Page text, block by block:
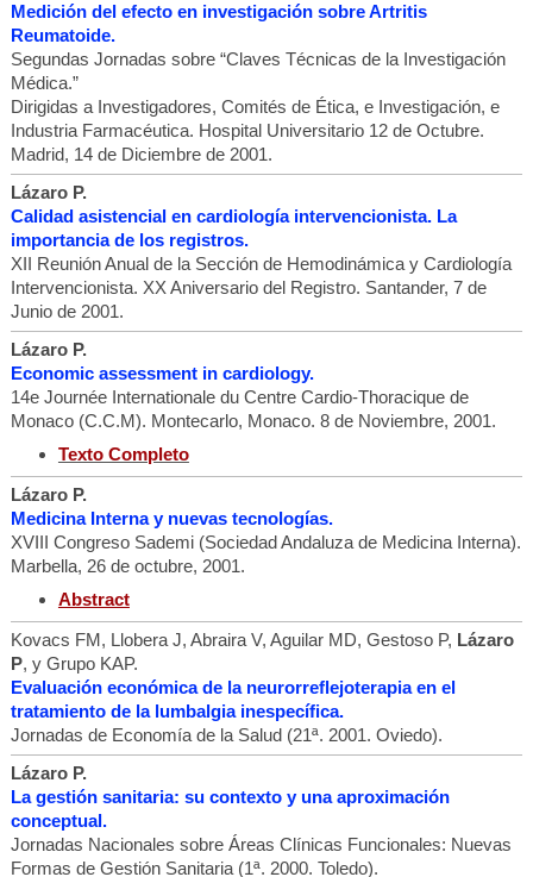
Medición del efecto en investigación sobre Artritis
Reumatoide.
Segundas Jornadas sobre “Claves Técnicas de la Investigación
Médica.”
Dirigidas a Investigadores, Comités de Ética, e Investigación, e
Industria Farmacéutica. Hospital Universitario 12 de Octubre.
Madrid, 14 de Diciembre de 2001.
Lázaro P.
Calidad asistencial en cardiología intervencionista. La
importancia de los registros.
XII Reunión Anual de la Sección de Hemodinámica y Cardiología
Intervencionista. XX Aniversario del Registro. Santander, 7 de
Junio de 2001.
Lázaro P.
Economic assessment in cardiology.
14e Journée Internationale du Centre Cardio-Thoracique de
Monaco (C.C.M). Montecarlo, Monaco. 8 de Noviembre, 2001.
Texto Completo
Lázaro P.
Medicina Interna y nuevas tecnologías.
XVIII Congreso Sademi (Sociedad Andaluza de Medicina Interna).
Marbella, 26 de octubre, 2001.
Abstract
Kovacs FM, Llobera J, Abraira V, Aguilar MD, Gestoso P, Lázaro
P, y Grupo KAP.
Evaluación económica de la neurorreflejoterapia en el
tratamiento de la lumbalgia inespecífica.
Jornadas de Economía de la Salud (21ª. 2001. Oviedo).
Lázaro P.
La gestión sanitaria: su contexto y una aproximación
conceptual.
Jornadas Nacionales sobre Áreas Clínicas Funcionales: Nuevas
Formas de Gestión Sanitaria (1ª. 2000. Toledo).